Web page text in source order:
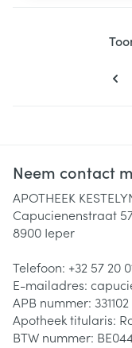
Neem contact
APOTHEEK
Capucienenstraat
8900 Ieper
Telefoon: +32 57 20
E-mailadres:
APB nummer: 331102
Apotheek titularis:
BTW nummer: